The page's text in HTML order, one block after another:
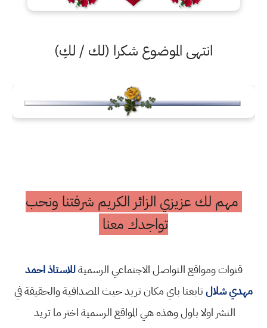
انتهى الموضوع شكرا (لك / لكِ)
مهم لك عزيزي الزائر الكريم شرفتنا ونحب
تواجدك معنا
قنوات ومواقع التواصل الاجتماعي الرسميةللاستاذ احمد
مهدي شلالتابعنا باي مكان تريد حيث المصداقية والحقيقة في
النشر اولا باول وهذه هي المواقع الرسمية اختر ما تريد